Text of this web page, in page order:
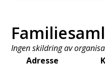
Ingen skildring av
Adresse